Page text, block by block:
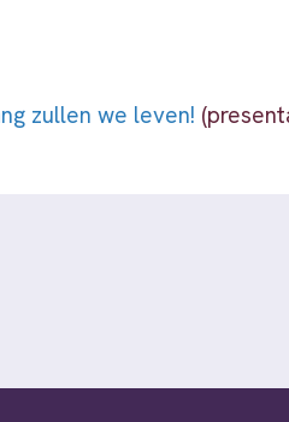
zullen we leven!